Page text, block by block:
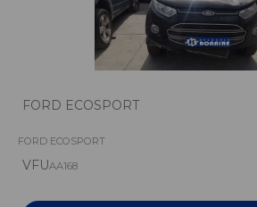
FORD ECOSPORT
FORD ECOSPORT
VFUAA168